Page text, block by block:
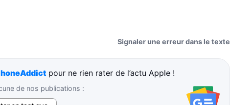
Signaler une erreur dans le texte
pour ne rien rater de l’actu Apple !
de nos publications :